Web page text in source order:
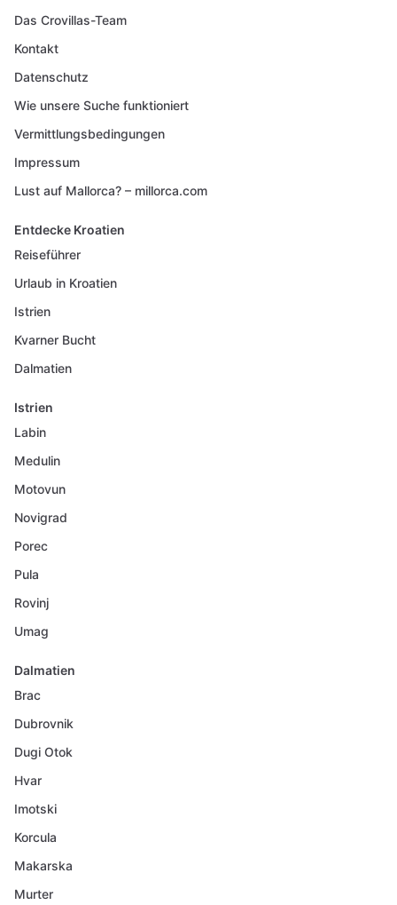
Das Crovillas-Team
Kontakt
Datenschutz
Wie unsere Suche funktioniert
Vermittlungsbedingungen
Impressum
Lust auf Mallorca? – millorca.com
Entdecke Kroatien
Reiseführer
Urlaub in Kroatien
Istrien
Kvarner Bucht
Dalmatien
Istrien
Labin
Medulin
Motovun
Novigrad
Porec
Pula
Rovinj
Umag
Dalmatien
Brac
Dubrovnik
Dugi Otok
Hvar
Imotski
Korcula
Makarska
Murter